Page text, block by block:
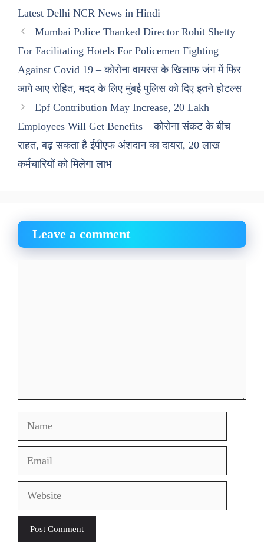
Latest Delhi NCR News in Hindi
Mumbai Police Thanked Director Rohit Shetty
For Facilitating Hotels For Policemen Fighting
Against Covid 19 – कोरोना वायरस के खिलाफ जंग में फिर
आगे आए रोहित, मदद के लिए मुंबई पुलिस को दिए इतने होटल्स
Epf Contribution May Increase, 20 Lakh
Employees Will Get Benefits – कोरोना संकट के बीच
राहत, बढ़ सकता है ईपीएफ अंशदान का दायरा, 20 लाख
कर्मचारियों को मिलेगा लाभ
Leave a comment
Name
Email
Website